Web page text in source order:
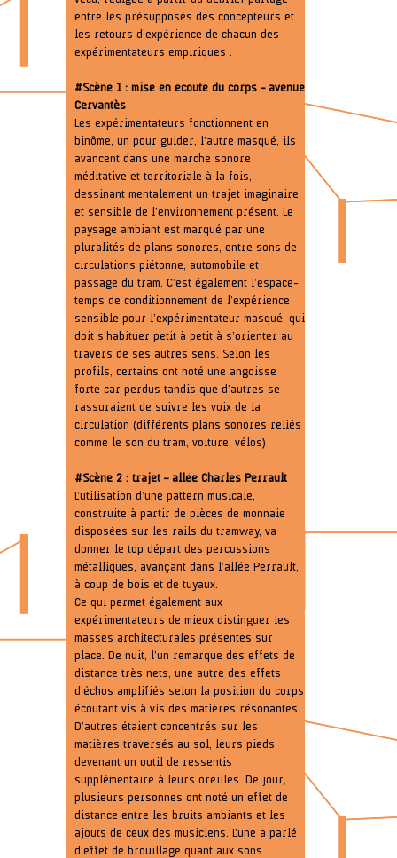
entre les présupposés des concepteurs et
les retours d’expérience de chacun des
expérimentateurs empiriques :
#Scène 1 : mise en écoute du corps – avenue
Cervantès
Les expérimentateurs fonctionnent en
binôme, un pour guider, l’autre masqué, ils
avancent dans une marche sonore
méditative et territoriale à la fois,
dessinant mentalement un trajet imaginaire
et sensible de l’environnement présent. Le
paysage ambiant est marqué par une
pluralités de plans sonores, entre sons de
circulations piétonne, automobile et
passage du tram. C’est également l’espace-
temps de conditionnement de l’expérience
sensible pour l’expérimentateur masqué, qui
doit s’habituer petit à petit à s’orienter au
travers de ses autres sens. Selon les
profils, certains ont noté une angoisse
forte car perdus tandis que d’autres se
rassuraient de suivre les voix de la
circulation (différents plans sonores reliés
comme le son du tram, voiture, vélos)
#Scène 2 : trajet – allée Charles Perrault
L’utilisation d’une pattern musicale,
construite à partir de pièces de monnaie
disposées sur les rails du tramway, va
donner le top départ des percussions
métalliques, avançant dans l’allée Perrault,
à coup de bois et de tuyaux.
Ce qui permet également aux
expérimentateurs de mieux distinguer les
masses architecturales présentes sur
place. De nuit, l’un remarque des effets de
distance très nets, une autre des effets
d’échos amplifiés selon la position du corps
écoutant vis à vis des matières résonantes.
D’autres étaient concentrés sur les
matières traversés au sol, leurs pieds
devenant un outil de ressentis
supplémentaire à leurs oreilles. De jour,
plusieurs personnes ont noté un effet de
distance entre les bruits ambiants et les
ajouts de ceux des musiciens. L’une a parlé
d’effet de brouillage quant aux sons